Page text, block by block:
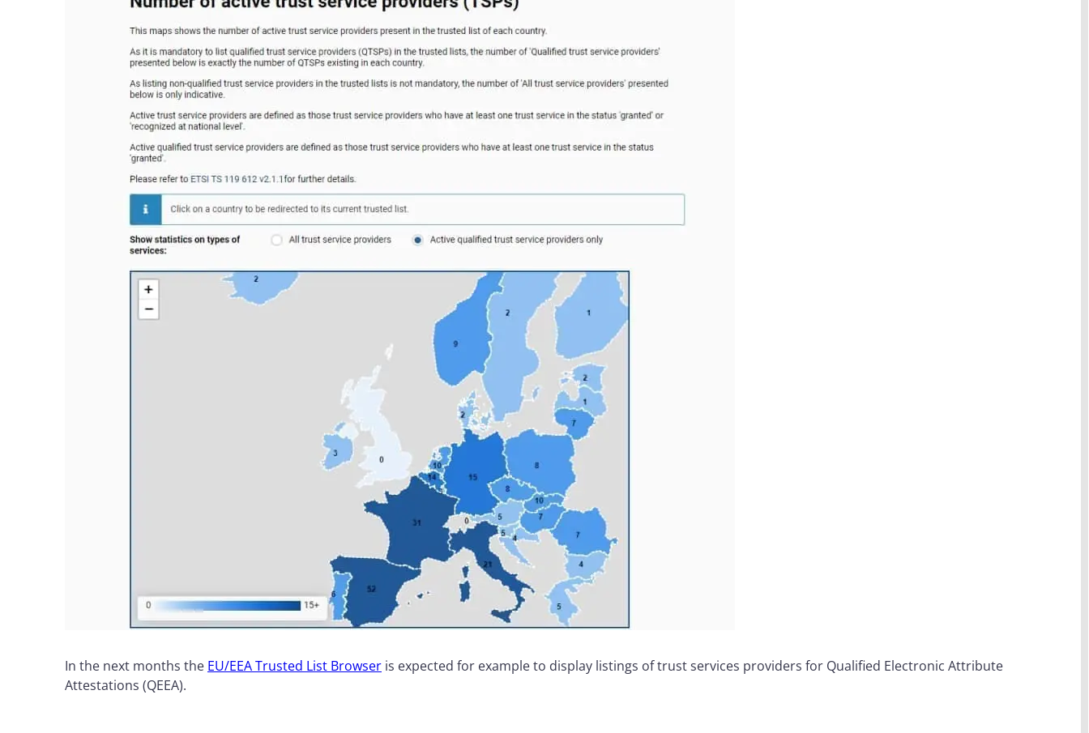
In the next months the EU/EEA Trusted List Browser is expected for example to display listings of trust services providers for Qualified Electronic Attribute
Attestations (QEEA).